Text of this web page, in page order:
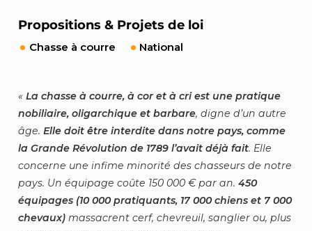
Propositions & Projets de loi
Chasse à courre National
La chasse à courre, à cor et à cri est une pratique
nobiliaire, oligarchique et barbare, digne d’un autre
âge.Elle doit être interdite dans notre pays, comme
la Grande Révolution de 1789 l’avait déjà fait. Elle
concerne une infime minorité des chasseurs de notre
pays. Un équipage coûte 150 000 € par an.450
équipages (10 000 pratiquants, 17 000 chiens et 7 000
chevaux) massacrent cerf, chevreuil, sanglier ou, plus